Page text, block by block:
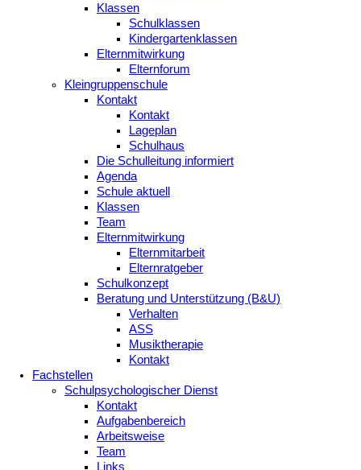
Klassen
Schulklassen
Kindergartenklassen
Elternmitwirkung
Elternforum
Kleingruppenschule
Kontakt
Kontakt
Lageplan
Schulhaus
Die Schulleitung informiert
Agenda
Schule aktuell
Klassen
Team
Elternmitwirkung
Elternmitarbeit
Elternratgeber
Schulkonzept
Beratung und Unterstützung (B&U)
Verhalten
ASS
Musiktherapie
Kontakt
Fachstellen
Schulpsychologischer Dienst
Kontakt
Aufgabenbereich
Arbeitsweise
Team
Links